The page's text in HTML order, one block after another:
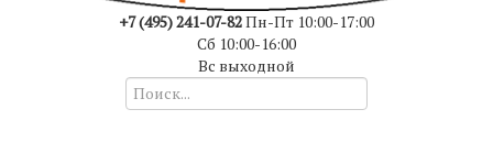
+7 (495) 241-07-82Пн-Пт 10:00-17:00
Сб 10:00-16:00
Вс выходной